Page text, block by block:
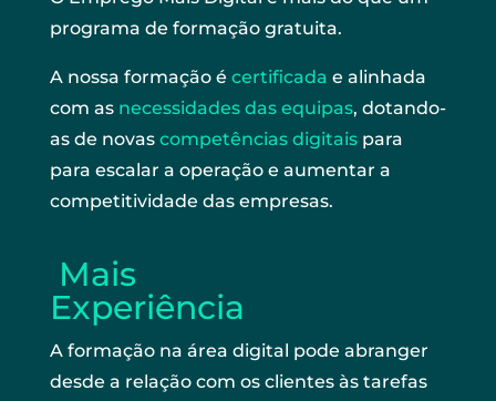
programa de formação gratuita.
A nossa formação é certificada e alinhada
com as necessidades das equipas, dotando-
as de novas competências digitaispara
para escalar a operação e aumentar a
competitividade das empresas.
Mais
Experiência
A formação na área digital pode abranger
desde a relação com os clientes às tarefas